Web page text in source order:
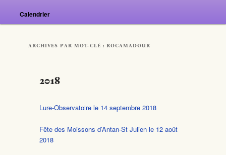
Calendrier
ARCHIVES PAR MOT-CLÉ :ROCAMADOUR
2018
Lure-Observatoire le 14 septembre 2018
Fête des Moissons d’Antan-St Julien le 12 août
2018